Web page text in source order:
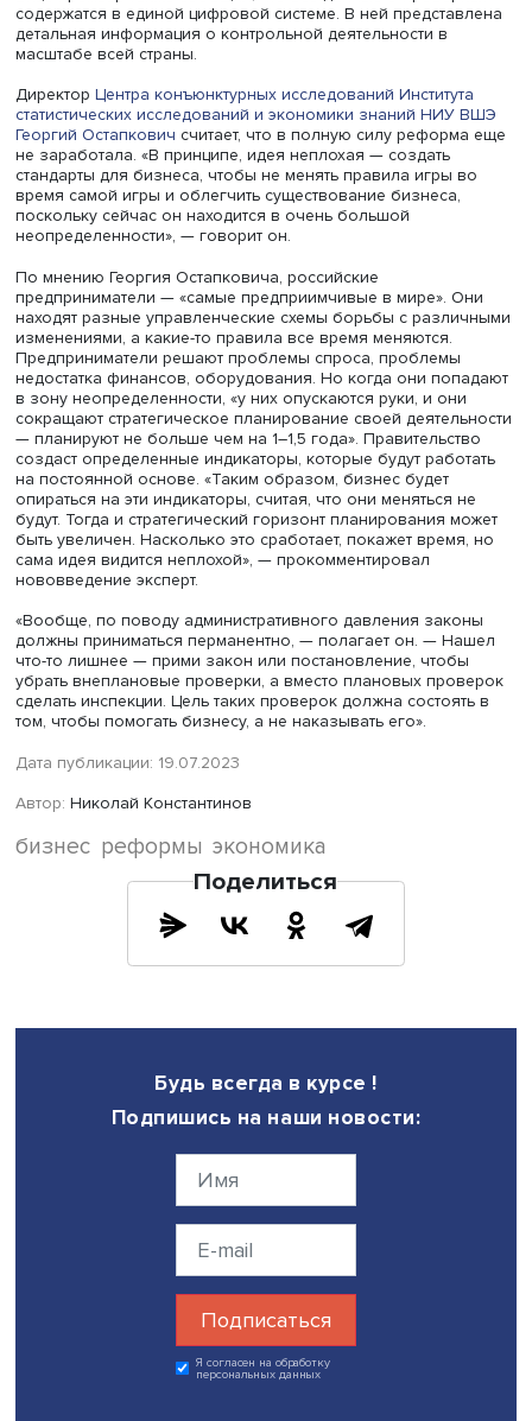
Фото: iStock
«Идея в том, чтобы создать эффективную систему с
критериями и публичными индикаторами, чтобы каждый
предприниматель понимал, почему на него могут выйти
проверкой, и поэтому не просто не нарушал правила,
допускал такого риска», — пояснил Дмитрий
Вице-премьер также сообщил, что все данные о
содержатся в единой цифровой системе. В ней
детальная информация о контрольной деятельности в
масштабе всей страны.
ДиректорЦентра конъюнктурных исследований
статистических исследований и экономики знаний
Георгий Остапковичсчитает, что в полную силу
не заработала. «В принципе, идея неплохая — создать
стандарты для бизнеса, чтобы не менять правила игры
время самой игры и облегчить существование бизнеса,
поскольку сейчас он находится в очень большой
неопределенности», — говорит он.
По мнению Георгия Остапковича, российские
предприниматели — «самые предприимчивые в мире».
находят разные управленческие схемы борьбы с
изменениями, а какие-то правила все время меняются.
Предприниматели решают проблемы спроса, проблемы
недостатка финансов, оборудования. Но когда они
в зону неопределенности, «у них опускаются руки, и
— планируют не больше чем на 1–1,5 года».
создаст определенные индикаторы, которые будут
на постоянной основе. «Таким образом, бизнес будет
опираться на эти индикаторы, считая, что они меняться
будут. Тогда и стратегический горизонт планирования
быть увеличен. Насколько это сработает, покажет
должны приниматься перманентно, — полагает он. —
убрать внеплановые проверки, а вместо плановых
сделать инспекции. Цель таких проверок должна
том, чтобы помогать бизнесу, а не наказывать его».
Дата публикации: 19.07.2023
реформы экономика
Поделиться